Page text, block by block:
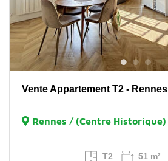
Vente Appartement T2 - Rennes
Rennes / (Centre Historique)
T2 51 m²